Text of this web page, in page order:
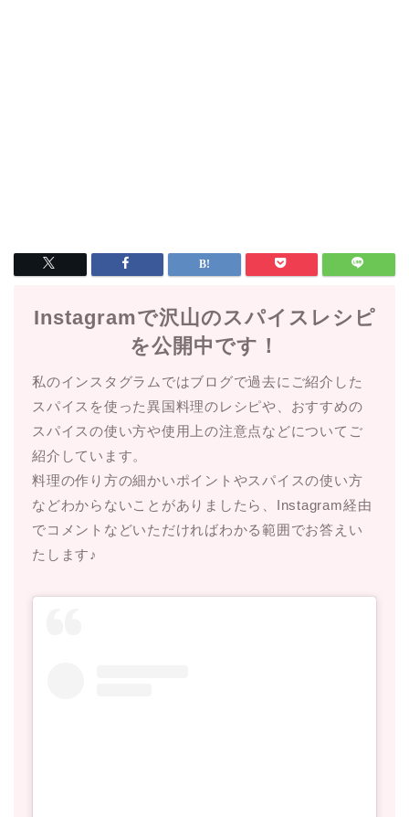
Instagramで沢山のスパイスレシピ
を公開中です！
私のインスタグラムではブログで過去にご紹介した
スパイスを使った異国料理のレシピや、おすすめの
スパイスの使い方や使用上の注意点などについてご
紹介しています。
料理の作り方の細かいポイントやスパイスの使い方
などわからないことがありましたら、Instagram経由
でコメントなどいただければわかる範囲でお答えい
たします♪